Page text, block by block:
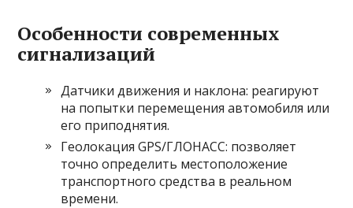
Особенности современных
сигнализаций
Датчики движения и наклона: реагируют
на попытки перемещения автомобиля или
его приподнятия.
Геолокация GPS/ГЛОНАСС: позволяет
точно определить местоположение
транспортного средства в реальном
времени.